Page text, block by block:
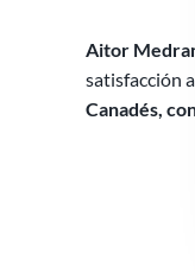
Aitor
satisfacción
Canadés,